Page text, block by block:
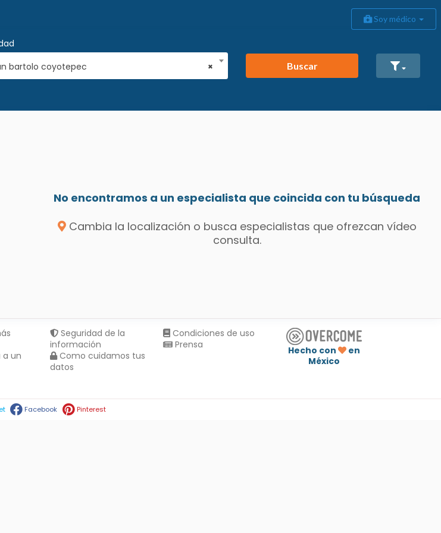
Soy médico
×
bartolo coyotepec Buscar
No encontramos a un especialista que coincida con tu búsqueda
Cambia la localización o busca especialistas que ofrezcan vídeo
consulta.
a un
Seguridad de la
información
Como cuidamos tus
datos
Condiciones de uso
Prensa
Hecho con
en
México
Facebook Pinterest